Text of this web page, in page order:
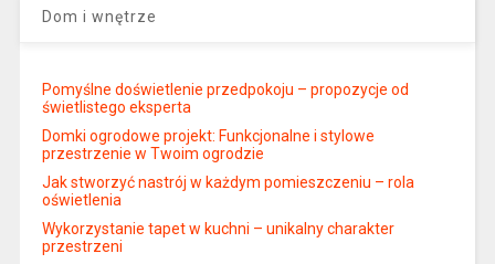
Dom i wnętrze
Pomyślne doświetlenie przedpokoju – propozycje od
świetlistego eksperta
Domki ogrodowe projekt: Funkcjonalne i stylowe
przestrzenie w Twoim ogrodzie
Jak stworzyć nastrój w każdym pomieszczeniu – rola
oświetlenia
Wykorzystanie tapet w kuchni – unikalny charakter
przestrzeni